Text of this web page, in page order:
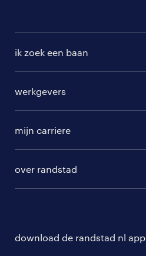
vacatures in Aadorp
ik zoek een baan
randstad professional
werkgevers
hr-diensten
tarieven
mijn carriere
solliciteren
over randstad
download de randstad nl app